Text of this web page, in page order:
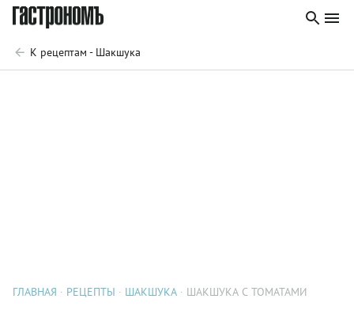
К рецептам - Шакшука
ГЛАВНАЯ РЕЦЕПТЫ ШАКШУКА ШАКШУКА С ТОМАТАМИ